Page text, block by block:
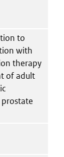
to
with
therapy
of adult